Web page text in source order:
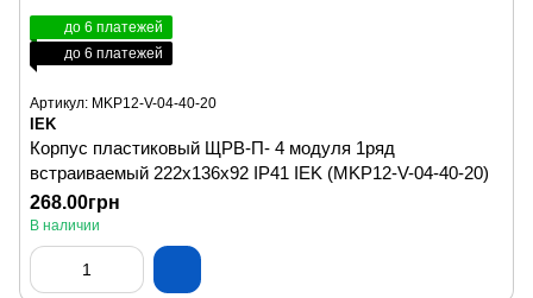
до 6 платежей
до 6 платежей
Артикул: MKP12-V-04-40-20
IEK
Корпус пластиковый ЩРВ-П- 4 модуля 1ряд
встраиваемый 222х136х92 IP41 IEK (MKP12-V-04-40-20)
268.00грн
В наличии